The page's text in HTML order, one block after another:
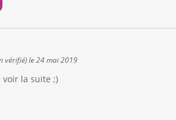
vérifié)le24 mai 2019
voir la suite ;)